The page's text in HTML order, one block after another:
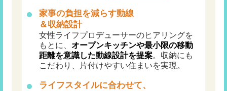
家事の負担を減らす動線
＆収納設計
女性ライフプロデューサーのヒアリングを
もとに、オープンキッチンや最小限の移動
距離を意識した動線設計を提案。収納にも
こだわり、片付けやすい住まいを実現。
ライフスタイルに合わせて、